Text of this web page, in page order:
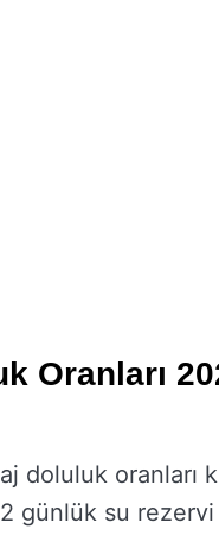
Oranları
doluluk oranları
günlük su